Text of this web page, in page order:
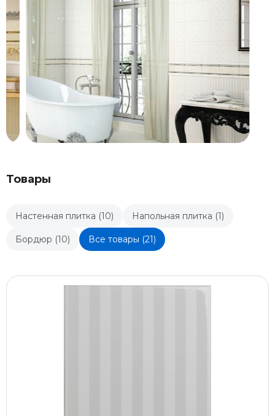
Товары
Настенная плитка (10) Напольная плитка (1)
Бордюр (10) Все товары (21)